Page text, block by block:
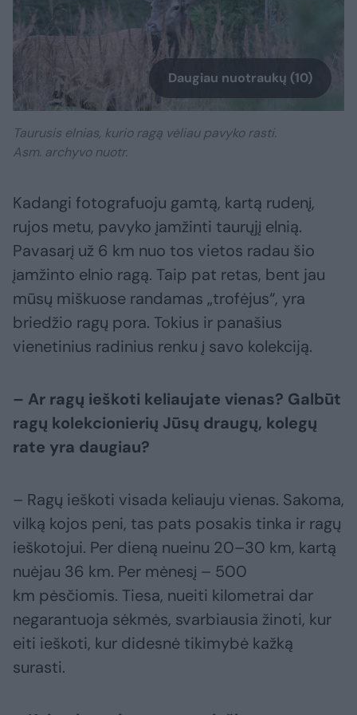
Daugiau nuotraukų (10)
Taurusis elnias, kurio ragą vėliau pavyko rasti.
Asm. archyvo nuotr.
Kadangi fotografuoju gamtą, kartą rudenį,
rujos metu, pavyko įamžinti taurųjį elnią.
Pavasarį už 6 km nuo tos vietos radau šio
įamžinto elnio ragą. Taip pat retas, bent jau
mūsų miškuose randamas „trofėjus“, yra
briedžio ragų pora. Tokius ir panašius
vienetinius radinius renku į savo kolekciją.
– Ar ragų ieškoti keliaujate vienas? Galbūt
ragų kolekcionierių Jūsų draugų, kolegų
rate yra daugiau?
– Ragų ieškoti visada keliauju vienas. Sakoma,
vilką kojos peni, tas pats posakis tinka ir ragų
ieškotojui. Per dieną nueinu 20–30 km, kartą
nuėjau 36 km. Per mėnesį – 500
km pėsčiomis. Tiesa, nueiti kilometrai dar
negarantuoja sėkmės, svarbiausia žinoti, kur
eiti ieškoti, kur didesnė tikimybė kažką
surasti.